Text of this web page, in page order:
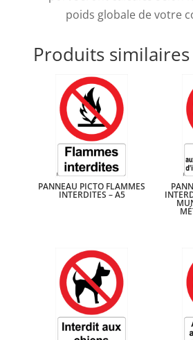
poids globale de votre
Produits similaires
PANNEAU PICTO FLAMMES
INTERDITES – A5